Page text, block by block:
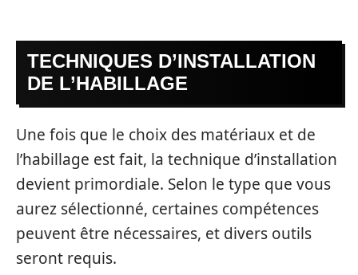
TECHNIQUES D’INSTALLATION
DE L’HABILLAGE
Une fois que le choix des matériaux et de
l’habillage est fait, la technique d’installation
devient primordiale. Selon le type que vous
aurez sélectionné, certaines compétences
peuvent être nécessaires, et divers outils
seront requis.